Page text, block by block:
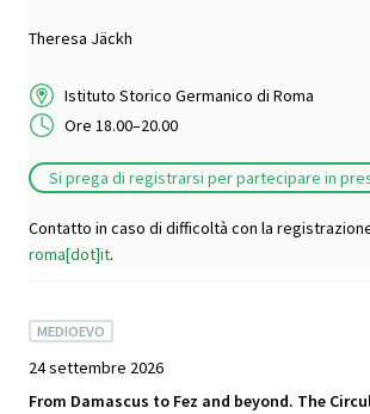
Theresa Jäckh
Istituto Storico Germanico di Roma
Ore 18.00–20.00
Si prega di registrarsi per partecipare in
Contatto in caso di difficoltà con la
roma[dot]it.
MEDIOEVO
24 settembre 2026
From Damascus to Fez and beyond. The